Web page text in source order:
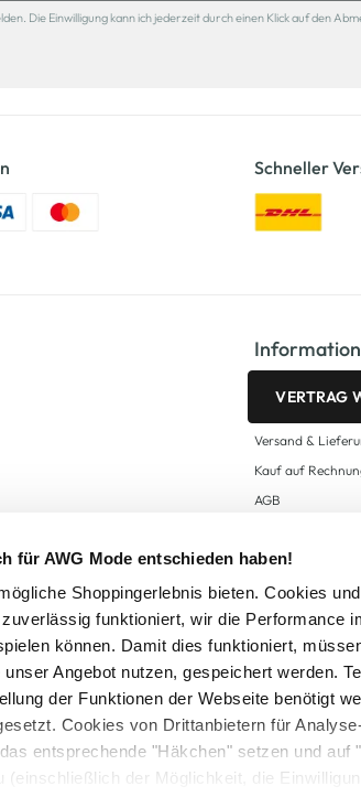
für AWG Mode entschieden haben!
Shoppingerlebnis bieten. Cookies
funktioniert, wir die Performance
können. Damit dies funktioniert,
Angebot nutzen, gespeichert werden.
der Funktionen der Webseite benötigt
Cookies von Drittanbietern für
entsprechende "Häkchen" setzen und auf
(einschließlich der Möglichkeit, die
Die Einwilligung kann ich jederzeit durch einen Klick auf den
Schneller
VERTRAG
Versand &
Kauf auf
AGB
Zahlungsarten
Datenschutz
AWG CARD
Mehrwertsteuer zzgl.